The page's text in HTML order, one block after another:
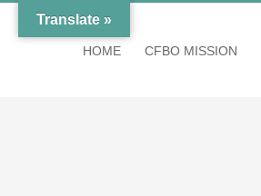
Inhalt
HOME CFBO MISSION
Translate »